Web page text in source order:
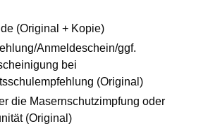
(Original + Kopie)
Anmeldeschein/ggf.
bei
(Original)
die Masernschutzimpfung oder
(Original)